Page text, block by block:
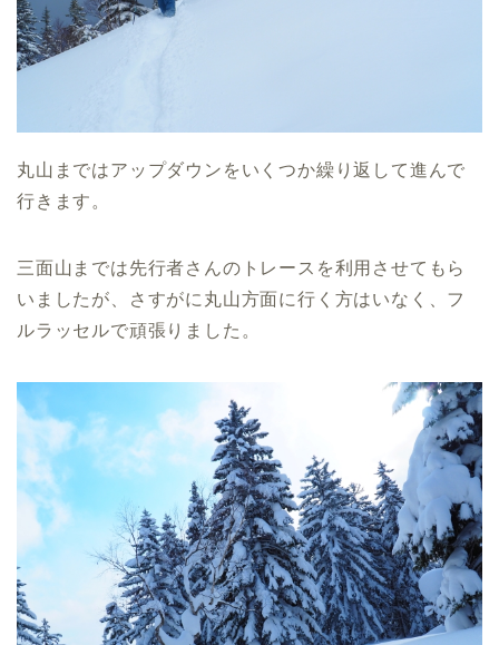
丸山まではアップダウンをいくつか繰り返して進んで
行きます。
三面山までは先行者さんのトレースを利用させてもら
いましたが、さすがに丸山方面に行く方はいなく、フ
ルラッセルで頑張りました。